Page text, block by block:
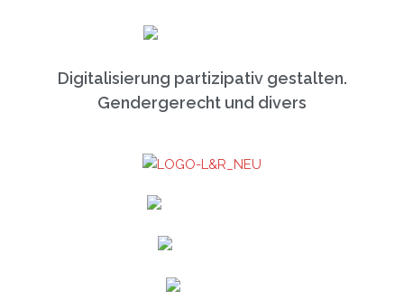
Digitalisierung partizipativ gestalten.
Gendergerecht und divers